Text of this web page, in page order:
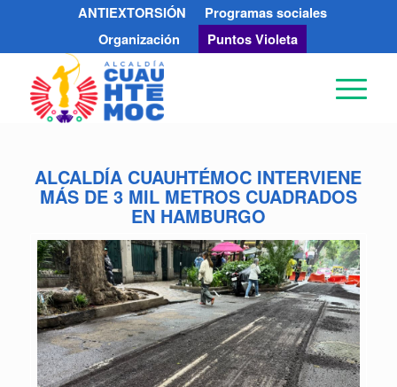
ANTIEXTORSIÓN
Programas sociales
Organización
Puntos Violeta
ALCALDÍA CUAUHTÉMOC INTERVIENE
MÁS DE 3 MIL METROS CUADRADOS
EN HAMBURGO